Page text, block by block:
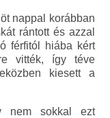
nappal korábban
rántott és azzal
férfitól hiába kért
vitték, így téve
kiesett a
nem sokkal ezt